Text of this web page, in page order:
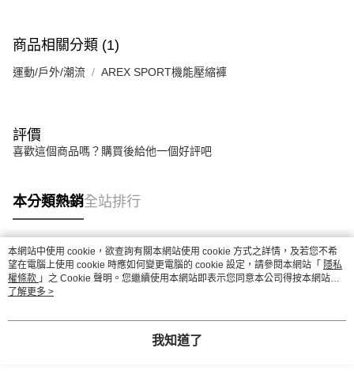
商品相關分類 (1)
運動/戶外/潮流 AREX SPORT機能壓縮褲
評價
喜歡這個商品嗎？購買後給他一個好評吧
本分類熱銷全站排行
熱門標籤
本網站中使用 cookie，欲查詢有關本網站使用 cookie 方式之詳情，及若您不希
望在電腦上使用 cookie 時應如何變更電腦的 cookie 設定，請參閱本網站「 隱私
權條款 」之 Cookie 聲明。您繼續使用本網站即表示您同意本公司得按本網站使
用條款之 Cookie 聲明使用 cookie。
了解更多 >
我知道了